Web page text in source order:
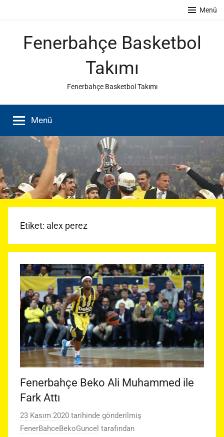
Menü
Fenerbahçe Basketbol
Takımı
Fenerbahçe Basketbol Takımı
Menü
Etiket: alex perez
Fenerbahçe Beko Ali Muhammed ile
Fark Attı
23 Kasım 2020 tarihinde gönderilmiş
FenerBahceBekoGuncel tarafından